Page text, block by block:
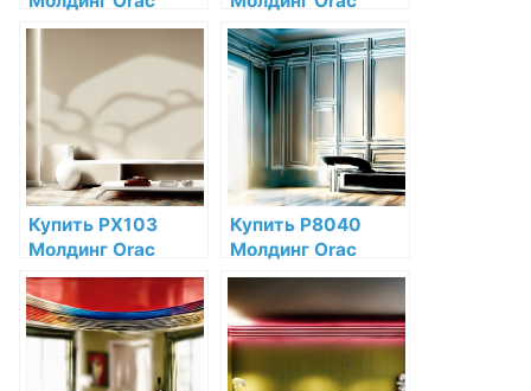
Decor
Дюрополимер по
низкой цене в
интернет-
магазине
Decor
Дюрополимер по
низкой цене в
интернет-
магазине
Купить PX103
Молдинг Orac
Decor
Дюрополимер по
низкой цене в
интернет-
магазине
Купить P8040
Молдинг Orac
Decor Полиуретан
по низкой цене в
интернет-
магазине